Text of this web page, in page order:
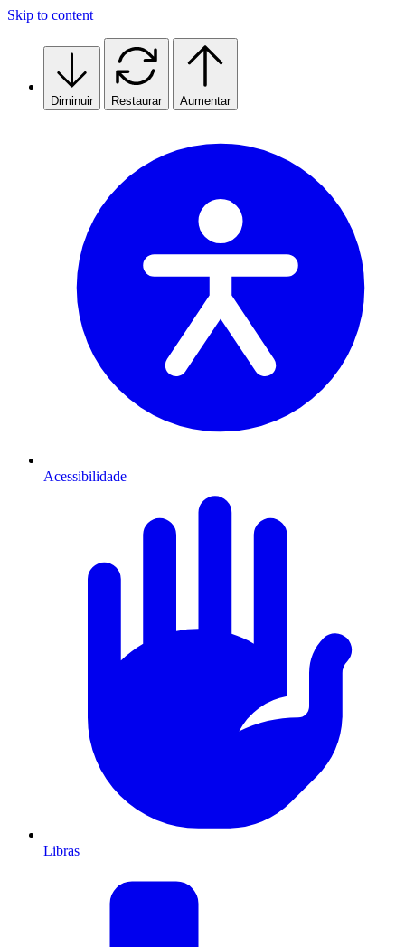
Skip to content
Diminuir Restaurar Aumentar
Acessibilidade
Libras